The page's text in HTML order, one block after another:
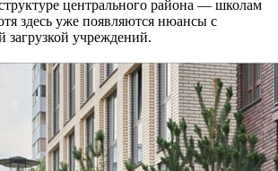
центрального района — школам
здесь уже появляются нюансы с
загрузкой учреждений.